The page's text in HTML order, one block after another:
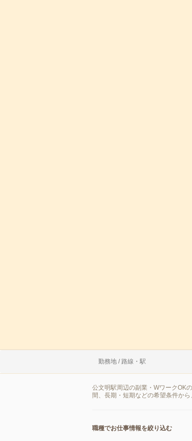
勤務地 / 路線・駅
公文明駅周辺の副業・WワークOK
間、長期・短期などの希望条件か
職種でお仕事情報を絞り込む